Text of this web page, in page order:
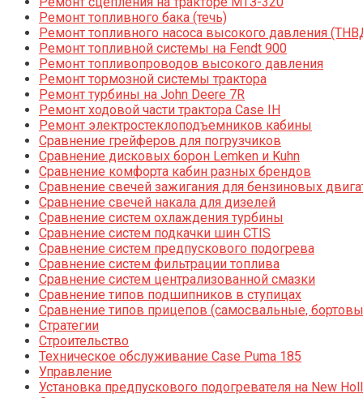
Ремонт топливного бака (течь)
Ремонт топливного насоса высокого давления
Ремонт топливной системы на Fendt 900
Ремонт топливопроводов высокого давления
Ремонт тормозной системы трактора
Ремонт турбины на John Deere 7R
Ремонт ходовой части трактора Case IH
Ремонт электростеклоподъемников кабины
Сравнение грейферов для погрузчиков
Сравнение дисковых борон Lemken и Kuhn
Сравнение комфорта кабин разных брендов
Сравнение свечей зажигания для бензиновых
Сравнение свечей накала для дизелей
Сравнение систем охлаждения турбины
Сравнение систем подкачки шин CTIS
Сравнение систем предпускового подогрева
Сравнение систем фильтрации топлива
Сравнение систем централизованной смазки
Сравнение типов подшипников в ступицах
Сравнение типов прицепов (самосвальные,
Стратегии
Строительство
Техническое обслуживание Case Puma 185
Управление
Установка предпускового подогревателя на New